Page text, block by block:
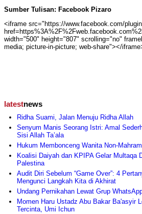
Sumber Tulisan: Facebook Pizaro
<iframe src="https://www.facebook.com/
width="500" height="807" scrolling="no"
media; picture-in-picture; web-share"></
latestnews
Ridha Suami, Jalan Menuju Ridha Allah
Senyum Manis Seorang Istri: Amal
Sisi Allah Ta’ala
Hukum Membonceng Wanita Non-
Koalisi Daiyah dan KPIPA Gelar Multaqa
Palestina
Audit Diri Sebelum “Game Over”: 4
Mengunci Langkah Kita di Akhirat
Undang Pernikahan Lewat Grup
Momen Haru Ustadz Abu Bakar Ba'asyir
Tercinta, Umi Ichun